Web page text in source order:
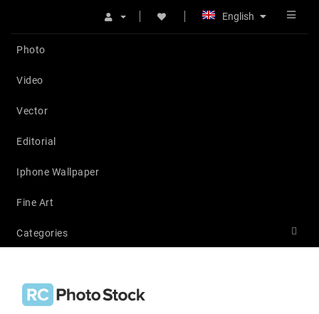
English
Photo
Video
Vector
Editorial
Iphone Wallpaper
Fine Art
Categories